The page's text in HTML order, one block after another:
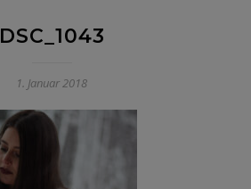
DSC_1043
1. Januar 2018